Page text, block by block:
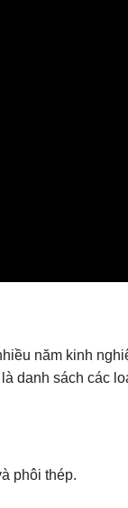
năm kinh
danh sách các
phôi thép.